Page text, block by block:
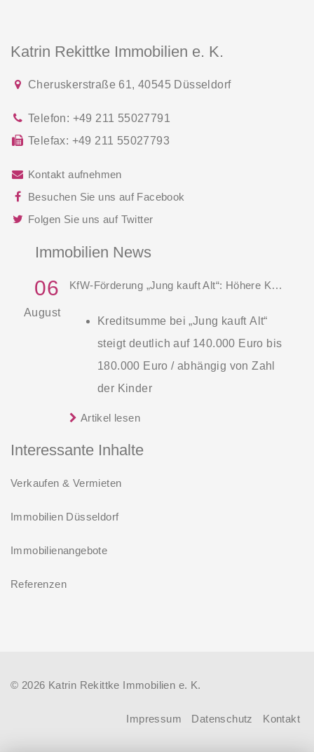
Katrin Rekittke Immobilien e. K.
Cheruskerstraße 61, 40545 Düsseldorf
Telefon: +49 211 55027791
Telefax: +49 211 55027793
Kontakt aufnehmen
Besuchen Sie uns auf Facebook
Folgen Sie uns auf Twitter
Immobilien News
06
August
KfW-Förderung „Jung kauft Alt“: Höhere Kredite ab August 2026
Kreditsumme bei „Jung kauft Alt“
steigt deutlich auf 140.000 Euro bis
180.000 Euro / abhängig von Zahl
der Kinder
0,53 Prozent effektiv bei 35 Jahren
Laufzeit und 10 Jahren
Antragstellende verpflichten sich
zu energetischer Sanierung binnen
Die KfW und der Bund verbessern
weiter die Förderung für Familien mit
Förderprodukt „Wohneigentum für
Familien – Bestandserwerb / „Jung kauft
mittlerem Einkommen, die eine
beantragen. Für Familien mit einem
Kind steigt der Förderhöchstbetrag von
Artikel lesen
Interessante Inhalte
Verkaufen & Vermieten
Immobilien Düsseldorf
Immobilienangebote
Referenzen
© 2026 Katrin Rekittke Immobilien e. K.
Impressum Datenschutz Kontakt